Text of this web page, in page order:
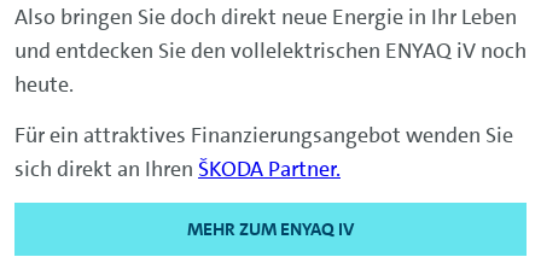
Also bringen Sie doch direkt neue Energie in Ihr Leben
und entdecken Sie den vollelektrischen ENYAQ iV noch
heute.
Für ein attraktives Finanzierungsangebot wenden Sie
sich direkt an Ihren ŠKODA Partner.
MEHR ZUM ENYAQ IV